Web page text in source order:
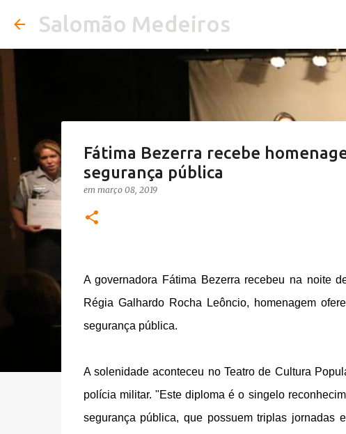
Salomão Medeiros
Fátima Bezerra recebe
segurança pública
em março 08, 2019
A governadora Fátima Bezerra recebeu na noite
Régia Galhardo Rocha Leôncio, homenagem
segurança pública.
A solenidade aconteceu no Teatro de Cultura
polícia militar. "Este diploma é o singelo
segurança pública, que possuem triplas jornadas